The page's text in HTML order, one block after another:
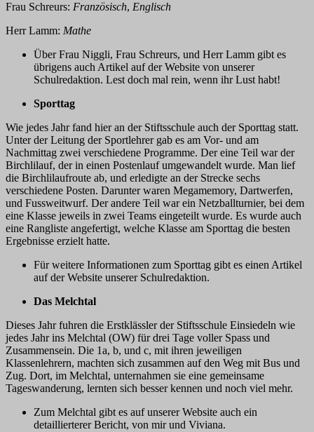
Frau Schreurs: Französisch, Englisch
Herr Lamm: Mathe
Über Frau Niggli, Frau Schreurs, und Herr Lamm gibt es
übrigens auch Artikel auf der Website von unserer
Schulredaktion. Lest doch mal rein, wenn ihr Lust habt!
Sporttag
Wie jedes Jahr fand hier an der Stiftsschule auch der Sporttag statt.
Unter der Leitung der Sportlehrer gab es am Vor- und am
Nachmittag zwei verschiedene Programme. Der eine Teil war der
Birchlilauf, der in einen Postenlauf umgewandelt wurde. Man lief
die Birchlilaufroute ab, und erledigte an der Strecke sechs
verschiedene Posten. Darunter waren Megamemory, Dartwerfen,
und Fussweitwurf. Der andere Teil war ein Netzballturnier, bei dem
eine Klasse jeweils in zwei Teams eingeteilt wurde. Es wurde auch
eine Rangliste angefertigt, welche Klasse am Sporttag die besten
Ergebnisse erzielt hatte.
Für weitere Informationen zum Sporttag gibt es einen Artikel
auf der Website unserer Schulredaktion.
Das Melchtal
Dieses Jahr fuhren die Erstklässler der Stiftsschule Einsiedeln wie
jedes Jahr ins Melchtal (OW) für drei Tage voller Spass und
Zusammensein. Die 1a, b, und c, mit ihren jeweiligen
Klassenlehrern, machten sich zusammen auf den Weg mit Bus und
Zug. Dort, im Melchtal, unternahmen sie eine gemeinsame
Tageswanderung, lernten sich besser kennen und noch viel mehr.
Zum Melchtal gibt es auf unserer Website auch ein
detaillierterer Bericht, von mir und Viviana.